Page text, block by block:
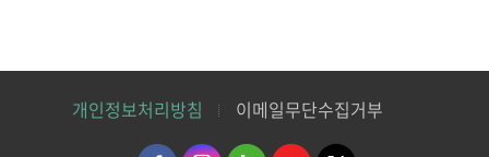
개인정보처리방침 이메일무단수집거부